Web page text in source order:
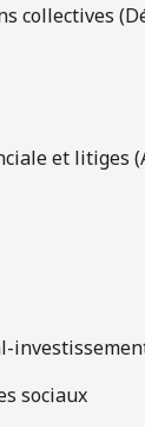
collectives
et litiges
sociaux